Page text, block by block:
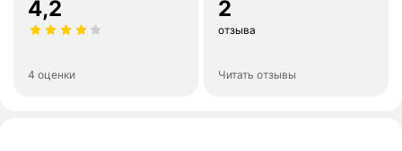
4,2
4 оценки
2
отзыва
Читать отзывы